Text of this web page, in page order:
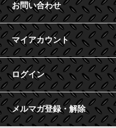
お問い合わせ
マイアカウント
ログイン
メルマガ登録・解除